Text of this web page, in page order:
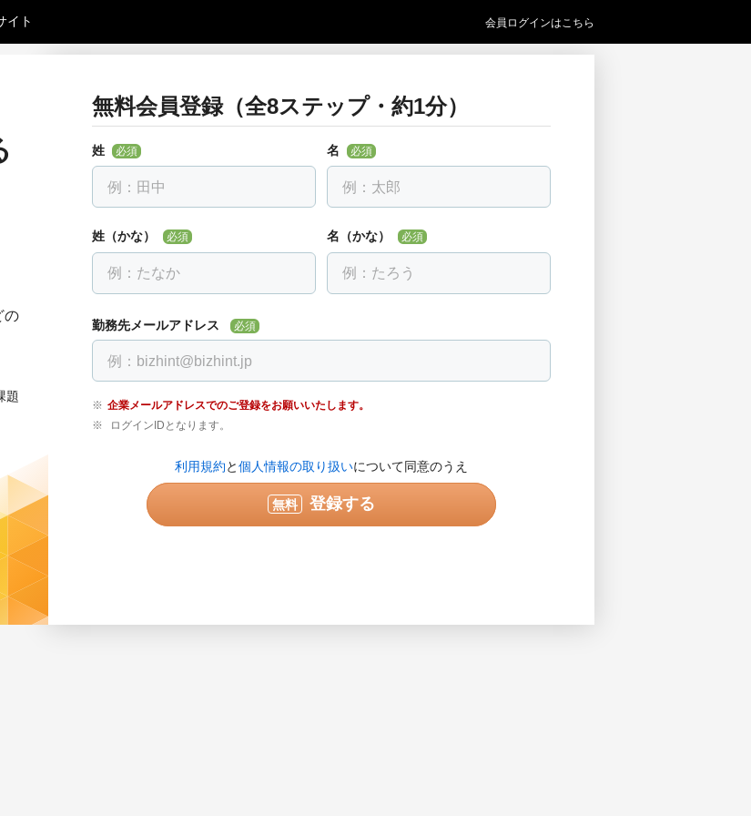
イト 会員ログインはこちら
無料会員登録（全8ステップ・約1分）
姓 必須 名 必須
姓（かな） 必須 名（かな） 必須
勤務先メールアドレス 必須
企業メールアドレスでのご登録をお願いいたします。
ログインIDとなります。
利用規約と個人情報の取り扱いについて同意のうえ
無料 登録する
お勤め先について教えて下さい 必須
会社名を入力し、下に出る候補を選んでください。見つからない場合は「該当なし」を選べま
電話番号 必須
実際に連絡可能な電話番号を半角数字で入力してください。入力例で示され
ている番号は使用できません。
の
題